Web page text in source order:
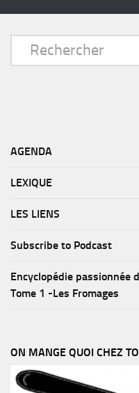
AGENDA
LEXIQUE
LES LIENS
Subscribe to Podcast
Encyclopédie passionnée
Tome 1 -Les Fromages
ON MANGE QUOI CHEZ